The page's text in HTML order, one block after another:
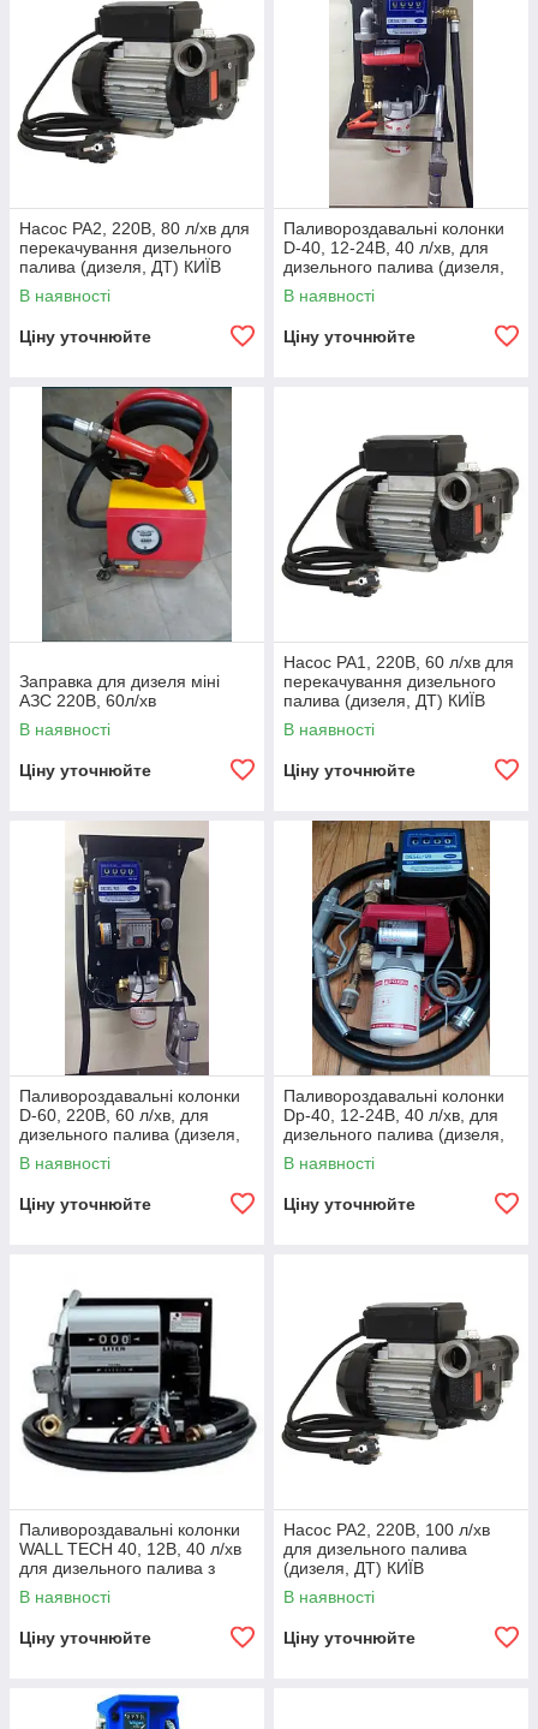
Насос PA2, 220В, 80 л/хв для
перекачування дизельного
палива (дизеля, ДТ) КИЇВ
В наявності
Ціну уточнюйте
Паливороздавальні колонки
D-40, 12-24В, 40 л/хв, для
дизельного палива (дизеля,
ДТ) КИЇВ
В наявності
Ціну уточнюйте
Заправка для дизеля міні
АЗС 220В, 60л/хв
В наявності
Ціну уточнюйте
Насос PA1, 220В, 60 л/хв для
перекачування дизельного
палива (дизеля, ДТ) КИЇВ
В наявності
Ціну уточнюйте
Паливороздавальні колонки
D-60, 220В, 60 л/хв, для
дизельного палива (дизеля,
ДТ) КИЇВ
В наявності
Ціну уточнюйте
Паливороздавальні колонки
Dp-40, 12-24В, 40 л/хв, для
дизельного палива (дизеля,
ДТ) КИЇВ
В наявності
Ціну уточнюйте
Паливороздавальні колонки
WALL TECH 40, 12В, 40 л/хв
для дизельного палива з
витратоміром КИЇВ
В наявності
Ціну уточнюйте
Насос PA2, 220В, 100 л/хв
для дизельного палива
(дизеля, ДТ) КИЇВ
В наявності
Ціну уточнюйте